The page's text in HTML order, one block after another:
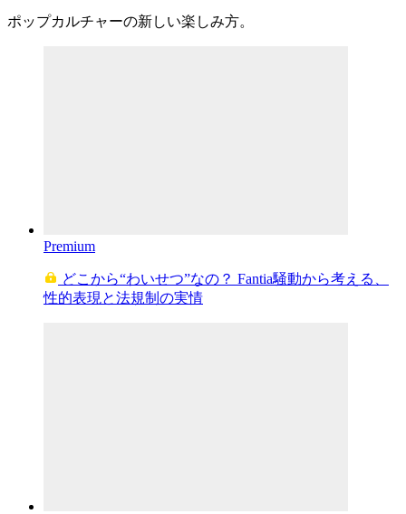
ポップカルチャーの新しい楽しみ方。
Premium
どこから“わいせつ”なの？ Fantia騒動から考える、
性的表現と法規制の実情